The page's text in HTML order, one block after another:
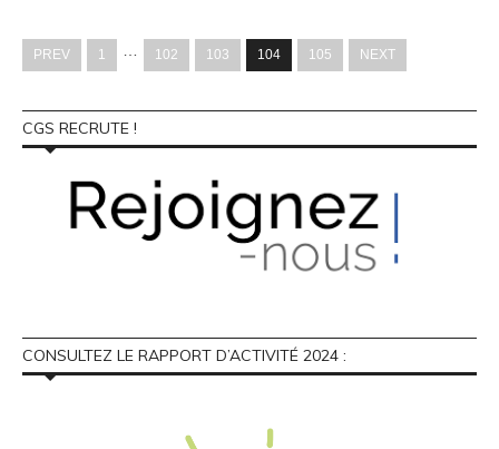
PREV 1 102 103 104 105 NEXT
CGS RECRUTE !
CONSULTEZ LE RAPPORT D’ACTIVITÉ 2024 :